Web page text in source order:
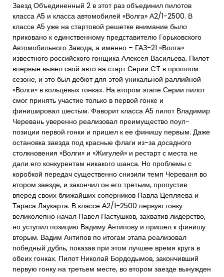
Заезд Объединенный 2 в этот раз объединил пилотов
класса А5 и класса автомобилей «Волга» А2/1-2500. В
классе А5 уже на стартовой решетке внимание было
приковано к единственному представителю Горьковского
Автомобильного Завода, а именно – ГАЗ-21 «Волга»
известного российского гонщика Алексея Васильева. Пилот
впервые вывел свой авто на старт Серии CT в прошлом
сезоне, и это был дебют для этой уникальной раллийной
«Волги» в кольцевых гонках. На втором этапе Серии пилот
смог принять участие только в первой гонке и
финишировал шестым. Фаворит класса А5 пилот Владимир
Черевань уверенно реализовал преимущество поул-
позиции первой гонки и пришел к ее финишу первым. Даже
остановка заезда под красные флаги из-за досадного
столкновения «Волги» и «Жигулей» и рестарт с места не
дали его конкурентам никакого шанса. Но проблемы с
коробкой передач существенно снизили темп Череваня во
втором заезде, и закончил он его третьим, пропустив
вперед своих ближайших соперников Павла Цепляева и
Тараса Лаукарта. В классе А2/1-2500 первую гонку
великолепно начал Павел Пастушков, захватив лидерство,
но уступил позицию Вадиму Антипову и пришел к финишу
вторым. Вадим Антипов по итогам этапа реализовал
победный дубль, показав при этом лучшее время круга в
обеих гонках. Пилот Николай Бордодымов, закончивший
первую гонку на третьем месте, во втором заезде вынужден